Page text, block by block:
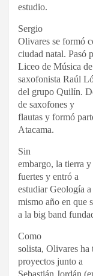
estudio.
Sergio
Olivares se formó
ciudad natal. Pasó
Liceo de Música
saxofonista Raúl
del grupo Quilín.
de saxofones y
flautas y formó
Atacama.
Sin
embargo, la tierra
fuertes y entró a
estudiar Geología
mismo año en que
a la big band
Como
solista, Olivares ha
proyectos junto a
Sebastián Jordán